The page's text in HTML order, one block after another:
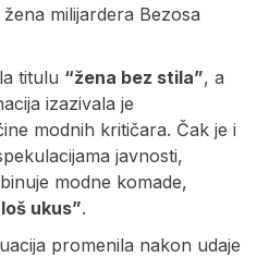
milijardera Bezosa
titulu “žena bez stila”, a
izazivala je
modnih kritičara. Čak je i
javnosti,
modne komade,
ukus”.
promenila nakon udaje